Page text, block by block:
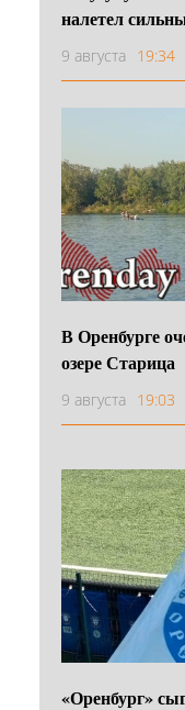
налетел
9 августа 19:34
В Оренбурге
озере Старица
9 августа 19:03
«Оренбург»